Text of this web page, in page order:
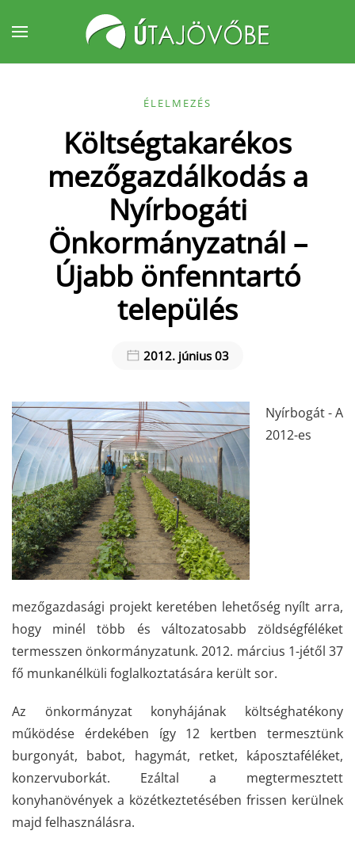
Fő tartalom átugrása
ÉLELMEZÉS
Költségtakarékos
mezőgazdálkodás a
Nyírbogáti
Önkormányzatnál –
Újabb önfenntartó
település
2012. június 03
Nyírbogát - A
2012-es
mezőgazdasági projekt keretében lehetőség nyílt arra,
hogy minél több és változatosabb zöldségféléket
termesszen önkormányzatunk. 2012. március 1-jétől 37
fő munkanélküli foglalkoztatására került sor.
Az önkormányzat konyhájának költséghatékony
működése érdekében így 12 kertben termesztünk
burgonyát, babot, hagymát, retket, káposztaféléket,
konzervuborkát. Ezáltal a megtermesztett
konyhanövények a közétkeztetésében frissen kerülnek
majd felhasználásra.